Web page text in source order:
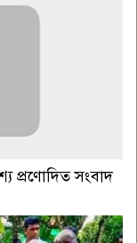
প্রণোদিত সংবাদ